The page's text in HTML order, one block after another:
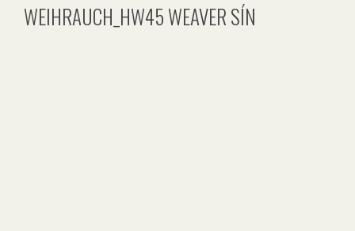
WEIHRAUCH_HW45 WEAVER SÍN